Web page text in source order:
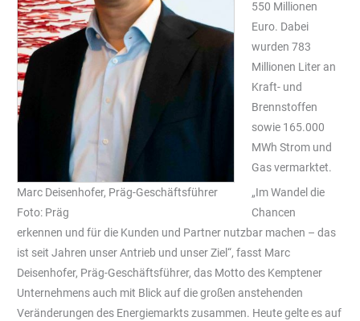
Marc Deisenhofer, Präg-Geschäftsführer
Foto: Präg
550 Millionen
Euro. Dabei
wurden 783
Millionen Liter an
Kraft- und
Brennstoffen
sowie 165.000
MWh Strom und
Gas vermarktet.
„Im Wandel die
Chancen
erkennen und für die Kunden und Partner nutzbar machen – das
ist seit Jahren unser Antrieb und unser Ziel“, fasst Marc
Deisenhofer, Präg-Geschäftsführer, das Motto des Kemptener
Unternehmens auch mit Blick auf die großen anstehenden
Veränderungen des Energiemarkts zusammen. Heute gelte es auf